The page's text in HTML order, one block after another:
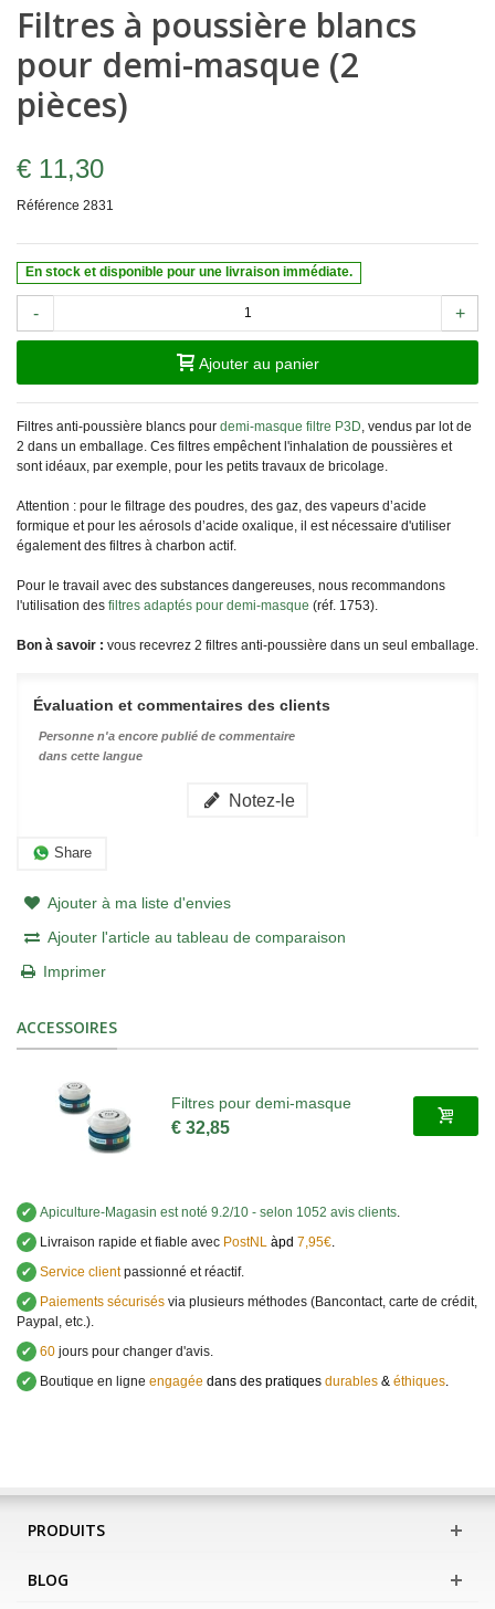
Filtres à poussière blancs
pour demi-masque (2
pièces)
€ 11,30
Référence 2831
En stock et disponible pour une livraison immédiate.
- +
Ajouter au panier
Filtres anti-poussière blancs pour demi-masque filtre P3D , vendus par lot de
2 dans un emballage. Ces filtres empêchent l'inhalation de poussières et
sont idéaux, par exemple, pour les petits travaux de bricolage.
Attention : pour le filtrage des poudres, des gaz, des vapeurs d’acide
formique et pour les aérosols d’acide oxalique, il est nécessaire d'utiliser
également des filtres à charbon actif.
Pour le travail avec des substances dangereuses, nous recommandons
l'utilisation des filtres adaptés pour demi-masque (réf. 1753).
Bon à savoir : vous recevrez 2 filtres anti-poussière dans un seul emballage.
Évaluation et commentaires des clients
Personne n'a encore publié de commentaire
dans cette langue
Notez-le
Share
Ajouter à ma liste d'envies
Ajouter l'article au tableau de comparaison
Imprimer
ACCESSOIRES
Filtres pour demi-masque
€ 32,85
✔ Apiculture-Magasin est noté 9.2/10 - selon 1052 avis clients
✔
Livraison rapide et fiable avec PostNL àpd 7,95€
✔ Service clientpassionné et réactif.
✔
Paiements sécurisés via plusieurs méthodes (Bancontact, carte de crédit,
Paypal, etc.).
✔ 60 jours pour changer d'avis.
✔
Boutique en ligne engagée dans des pratiques durables & éthiques
PRODUITS
BLOG